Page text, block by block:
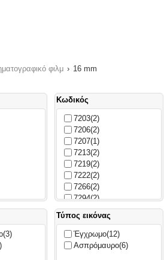
φιλμ › 16 mm
Κωδικός
7203(2)
7206(2)
7207(1)
7213(2)
7219(2)
7222(2)
7266(2)
7294(2)
(3)
Τύπος εικόνας
Έγχρωμο(12)
Ασπρόμαυρο(6)